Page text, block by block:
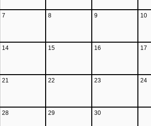
7 8 9 10
14 15 16 17
21 22 23 24
28 29 30